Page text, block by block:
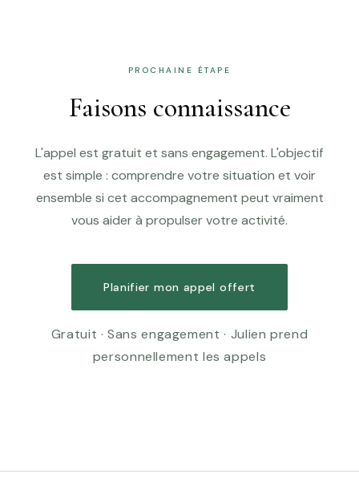
PROCHAINE ÉTAPE
Faisons connaissance
L'appel est gratuit et sans engagement. L'objectif
est simple : comprendre votre situation et voir
ensemble si cet accompagnement peut vraiment
vous aider à propulser votre activité.
Planifier mon appel offert
Gratuit · Sans engagement · Julien prend
personnellement les appels